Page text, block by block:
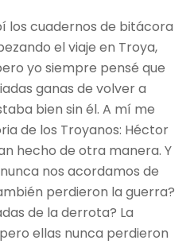
los cuadernos de bitácora
el viaje en Troya,
yo siempre pensé que
ganas de volver a
bien sin él. A mí me
de los Troyanos: Héctor
hecho de otra manera. Y
nos acordamos de
perdieron la guerra?
de la derrota? La
ellas nunca perdieron